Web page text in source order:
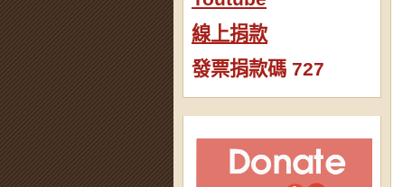
線上捐款
發票捐款碼 727